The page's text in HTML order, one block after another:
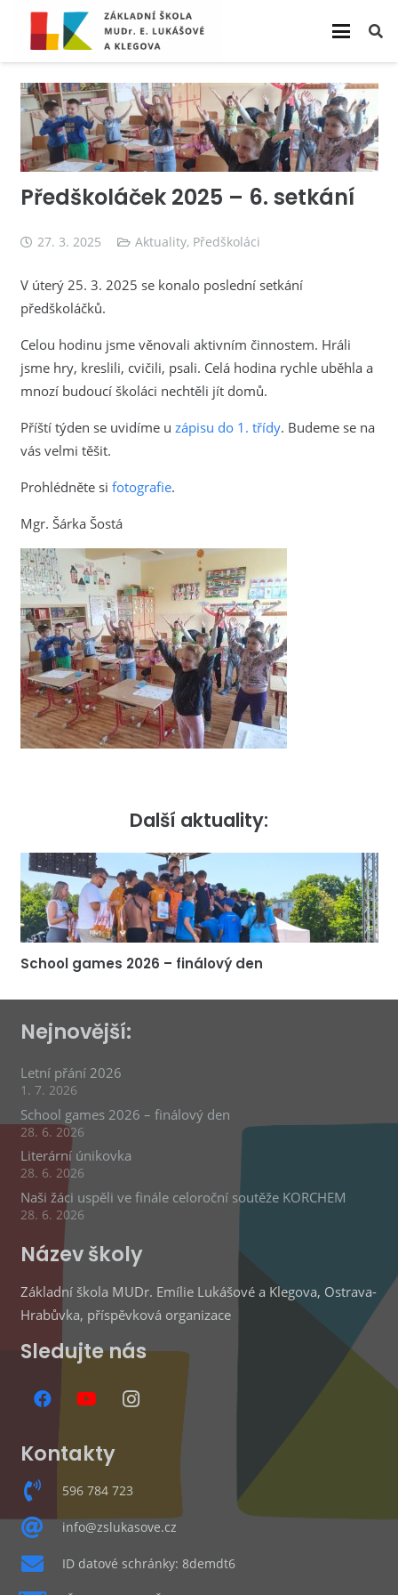
Předškoláček 2025 – 6. setkání
27. 3. 2025 Aktuality, Předškoláci
V úterý 25. 3. 2025 se konalo poslední setkání
předškoláčků.
Celou hodinu jsme věnovali aktivním činnostem. Hráli
jsme hry, kreslili, cvičili, psali. Celá hodina rychle uběhla a
mnozí budoucí školáci nechtěli jít domů.
Příští týden se uvidíme u zápisu do 1. třídy. Budeme se na
vás velmi těšit.
Prohlédněte si fotografie.
Mgr. Šárka Šostá
Další aktuality:
School games 2026 – finálový den
Nejnovější:
Letní přání 2026
1. 7. 2026
School games 2026 – finálový den
28. 6. 2026
Literární únikovka
28. 6. 2026
Naši žáci uspěli ve finále celoroční soutěže KORCHEM
28. 6. 2026
Název školy
Základní škola MUDr. Emílie Lukášové a Klegova, Ostrava-
Hrabůvka, příspěvková organizace
Sledujte nás
Kontakty
596 784 723
info@zslukasove.cz
ID datové schránky: 8demdt6